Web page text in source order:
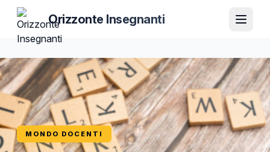
Orizzonte Insegnanti
MONDO DOCENTI